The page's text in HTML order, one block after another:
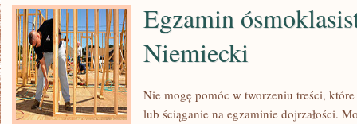
Egzamin
Niemiecki
Nie mogę pomóc w tworzeniu treści,
lub ściąganie na egzaminie dojrzałości.